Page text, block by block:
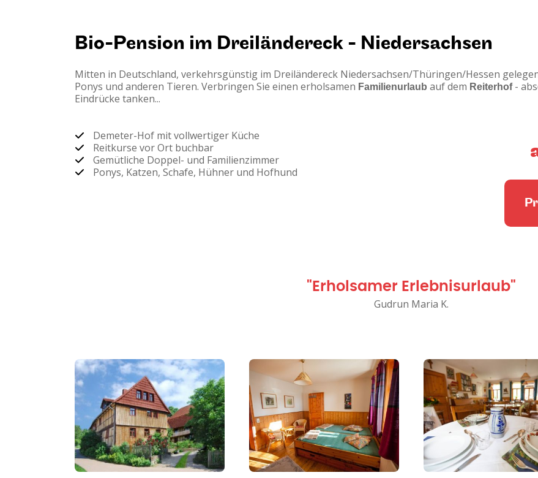
Bio-Pension im Dreiländereck - Niedersachsen
Mitten in Deutschland, verkehrsgünstig im Dreiländereck Niedersachsen/Thüringen/Hessen
Ponys und anderen Tieren. Verbringen Sie einen erholsamen Familienurlaub auf dem Reiterhof-
Eindrücke tanken...
Demeter-Hof mit vollwertiger Küche
Reitkurse vor Ort buchbar
Gemütliche Doppel- und Familienzimmer
Ponys, Katzen, Schafe, Hühner und Hofhund
"Erholsamer Erlebnisurlaub"
Gudrun Maria K.